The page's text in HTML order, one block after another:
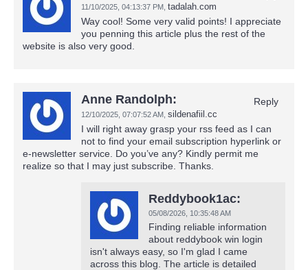
11/10/2025, 04:13:37 PM tadalah.com
Way cool! Some very valid points! I appreciate
you penning this article plus the rest of the
website is also very good.
Anne Randolph:
12/10/2025, 07:07:52 AM sildenafiil.cc
Reply
I will right away grasp your rss feed as I can
not to find your email subscription hyperlink or
e-newsletter service. Do you’ve any? Kindly permit me
realize so that I may just subscribe. Thanks.
Reddybook1ac:
05/08/2026, 10:35:48 AM
Finding reliable information
about reddybook win login
isn't always easy, so I'm glad I came
across this blog. The article is detailed